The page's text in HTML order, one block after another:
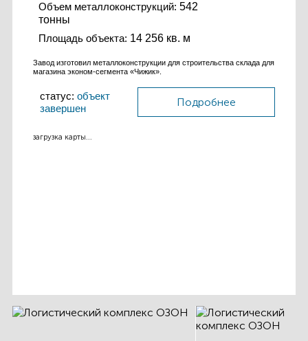
Объем металлоконструкций: 542
тонны
Площадь объекта: 14 256 кв. м
Завод изготовил металлоконструкции для строительства склада для
магазина эконом-сегмента «Чижик».
статус: объект
завершен
Подробнее
загрузка карты...